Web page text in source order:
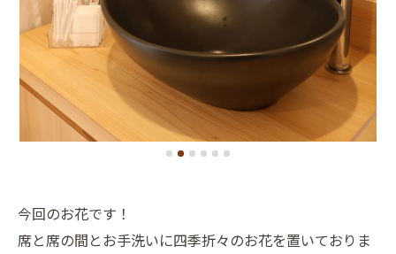
今回のお花です！
席と席の間とお手洗いに四季折々のお花を置いておりま